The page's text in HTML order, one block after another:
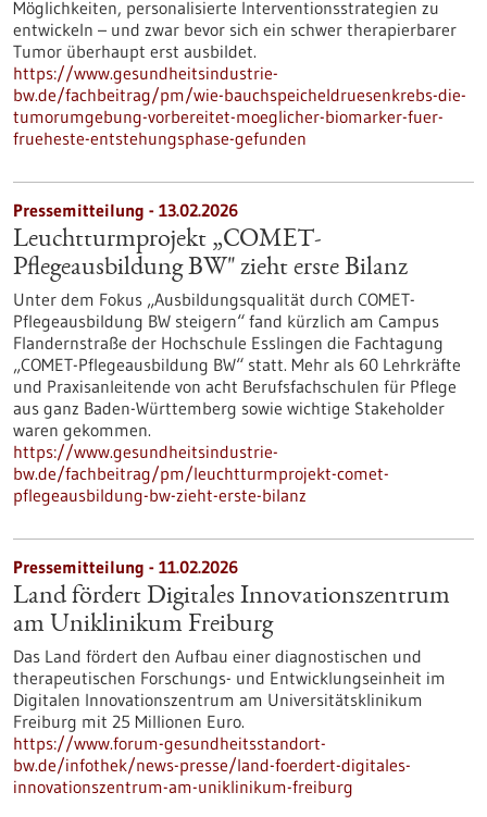
Möglichkeiten, personalisierte Interventionsstrategien zu
entwickeln – und zwar bevor sich ein schwer therapierbarer
Tumor überhaupt erst ausbildet.
https://www.gesundheitsindustrie-
bw.de/fachbeitrag/pm/wie-bauchspeicheldruesenkrebs-die-
tumorumgebung-vorbereitet-moeglicher-biomarker-fuer-
frueheste-entstehungsphase-gefunden
Pressemitteilung - 13.02.2026
Leuchtturmprojekt „COMET-
Pflegeausbildung BW" zieht erste Bilanz
Unter dem Fokus „Ausbildungsqualität durch COMET-
Pflegeausbildung BW steigern“ fand kürzlich am Campus
Flandernstraße der Hochschule Esslingen die Fachtagung
„COMET-Pflegeausbildung BW“ statt. Mehr als 60 Lehrkräfte
und Praxisanleitende von acht Berufsfachschulen für Pflege
aus ganz Baden-Württemberg sowie wichtige Stakeholder
waren gekommen.
https://www.gesundheitsindustrie-
bw.de/fachbeitrag/pm/leuchtturmprojekt-comet-
pflegeausbildung-bw-zieht-erste-bilanz
Pressemitteilung - 11.02.2026
Land fördert Digitales Innovationszentrum
am Uniklinikum Freiburg
Das Land fördert den Aufbau einer diagnostischen und
therapeutischen Forschungs- und Entwicklungseinheit im
Digitalen Innovationszentrum am Universitätsklinikum
Freiburg mit 25 Millionen Euro.
https://www.forum-gesundheitsstandort-
bw.de/infothek/news-presse/land-foerdert-digitales-
innovationszentrum-am-uniklinikum-freiburg